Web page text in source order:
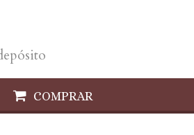
COMPRAR